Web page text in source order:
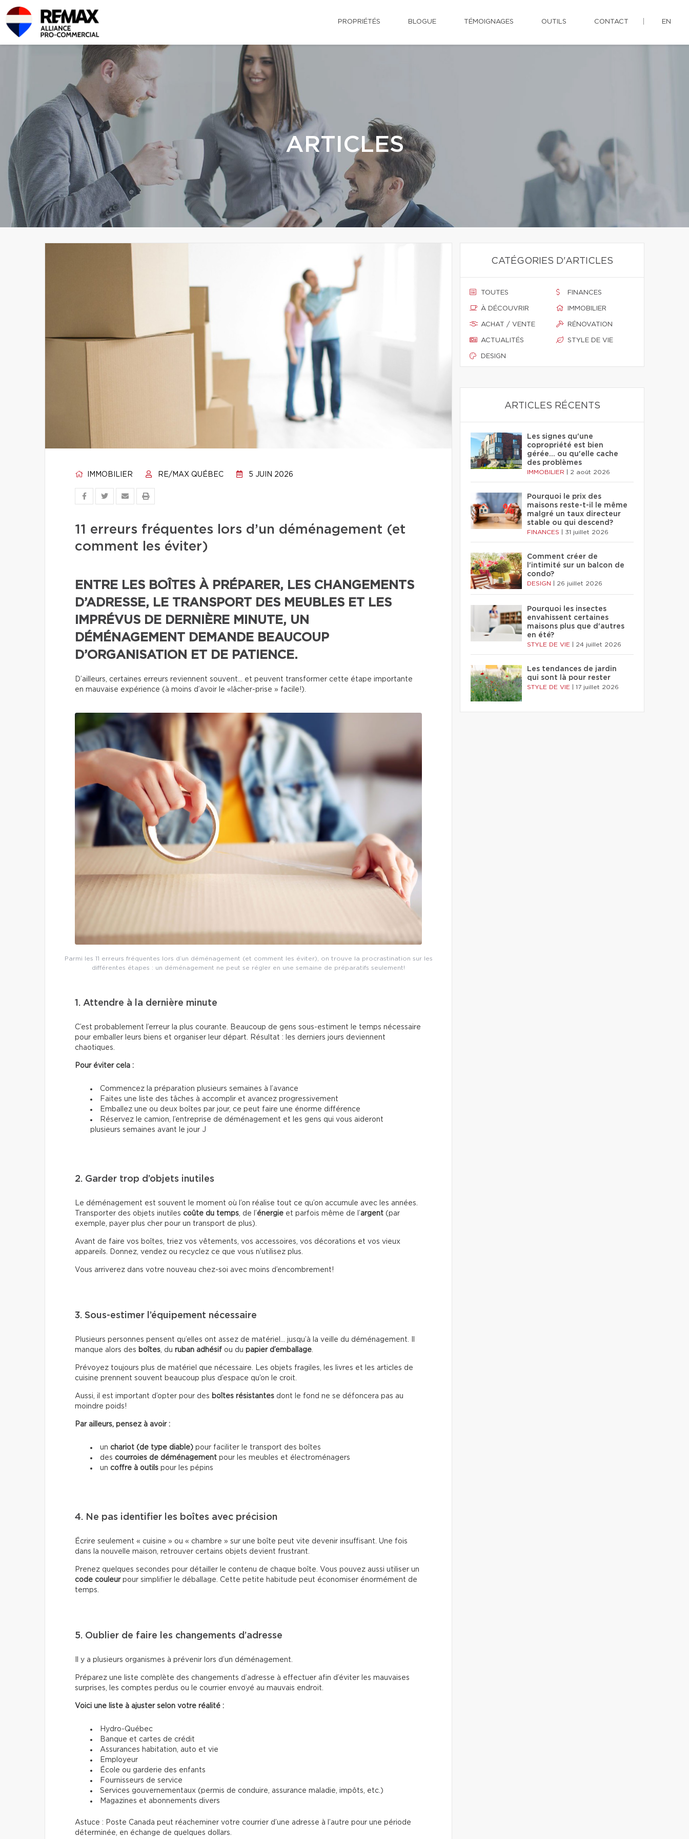
PROPRIÉTÉS BLOGUE TÉMOIGNAGES OUTILS CONTACT EN
ARTICLES
IMMOBILIER RE/MAX QUÉBEC 5 JUIN 2026
11 erreurs fréquentes lors d’un déménagement (et
comment les éviter)
ENTRE LES BOÎTES À PRÉPARER, LES CHANGEMENTS
D’ADRESSE, LE TRANSPORT DES MEUBLES ET LES
IMPRÉVUS DE DERNIÈRE MINUTE, UN
DÉMÉNAGEMENT DEMANDE BEAUCOUP
D’ORGANISATION ET DE PATIENCE.
D’ailleurs, certaines erreurs reviennent souvent… et peuvent transformer cette étape importante
en mauvaise expérience (à moins d’avoir le «lâcher-prise » facile!).
Parmi les 11 erreurs fréquentes lors d’un déménagement (et comment les éviter), on trouve la procrastination sur les
différentes étapes : un déménagement ne peut se régler en une semaine de préparatifs seulement!
1. Attendre à la dernière minute
C’est probablement l’erreur la plus courante. Beaucoup de gens sous-estiment le temps nécessaire
pour emballer leurs biens et organiser leur départ. Résultat : les derniers jours deviennent
chaotiques.
Pour éviter cela :
Commencez la préparation plusieurs semaines à l’avance
Faites une liste des tâches à accomplir et avancez progressivement
Emballez une ou deux boîtes par jour, ce peut faire une énorme différence
Réservez le camion, l’entreprise de déménagement et les gens qui vous aideront
plusieurs semaines avant le jour J
2. Garder trop d’objets inutiles
Le déménagement est souvent le moment où l’on réalise tout ce qu’on accumule avec les années.
Transporter des objets inutiles coûte du temps , de l’énergie et parfois même de l’argent (par
exemple, payer plus cher pour un transport de plus).
Avant de faire vos boîtes, triez vos vêtements, vos accessoires, vos décorations et vos vieux
appareils. Donnez, vendez ou recyclez ce que vous n’utilisez plus.
Vous arriverez dans votre nouveau chez-soi avec moins d’encombrement!
3. Sous-estimer l’équipement nécessaire
Plusieurs personnes pensent qu’elles ont assez de matériel… jusqu’à la veille du déménagement. Il
manque alors des boîtes , du ruban adhésif ou du papier d’emballage
Prévoyez toujours plus de matériel que nécessaire. Les objets fragiles, les livres et les articles de
cuisine prennent souvent beaucoup plus d’espace qu’on le croit.
Aussi, il est important d’opter pour des boîtes résistantes dont le fond ne se défoncera pas au
moindre poids!
Par ailleurs, pensez à avoir :
un chariot (de type diable) pour faciliter le transport des boîtes
des courroies de déménagement pour les meubles et électroménagers
un coffre à outils pour les pépins
4. Ne pas identifier les boîtes avec précision
Écrire seulement « cuisine » ou « chambre » sur une boîte peut vite devenir insuffisant. Une fois
dans la nouvelle maison, retrouver certains objets devient frustrant.
Prenez quelques secondes pour détailler le contenu de chaque boîte. Vous pouvez aussi utiliser un
code couleurpour simplifier le déballage. Cette petite habitude peut économiser énormément de
temps.
5. Oublier de faire les changements d’adresse
Il y a plusieurs organismes à prévenir lors d’un déménagement.
Préparez une liste complète des changements d’adresse à effectuer afin d’éviter les mauvaises
surprises, les comptes perdus ou le courrier envoyé au mauvais endroit.
Voici une liste à ajuster selon votre réalité :
Hydro-Québec
Banque et cartes de crédit
Assurances habitation, auto et vie
Employeur
École ou garderie des enfants
Fournisseurs de service
Services gouvernementaux (permis de conduire, assurance maladie, impôts, etc.)
Magazines et abonnements divers
Astuce : Poste Canada peut réacheminer votre courrier d’une adresse à l’autre pour une période
déterminée, en échange de quelques dollars.
CATÉGORIES D'ARTICLES
TOUTES
À DÉCOUVRIR
ACHAT / VENTE
ACTUALITÉS
DESIGN
FINANCES
IMMOBILIER
RÉNOVATION
STYLE DE VIE
ARTICLES RÉCENTS
Les signes qu'une
copropriété est bien
gérée… ou qu'elle cache
des problèmes
IMMOBILIER 2 août 2026
Pourquoi le prix des
maisons reste-t-il le même
malgré un taux directeur
stable ou qui descend?
FINANCES 31 juillet 2026
Comment créer de
l'intimité sur un balcon de
condo?
DESIGN 26 juillet 2026
Pourquoi les insectes
envahissent certaines
maisons plus que d'autres
en été?
STYLE DE VIE 24 juillet 2026
Les tendances de jardin
qui sont là pour rester
STYLE DE VIE 17 juillet 2026